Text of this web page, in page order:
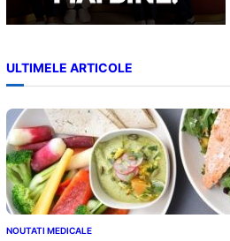
ULTIMELE ARTICOLE
NOUTATI MEDICALE